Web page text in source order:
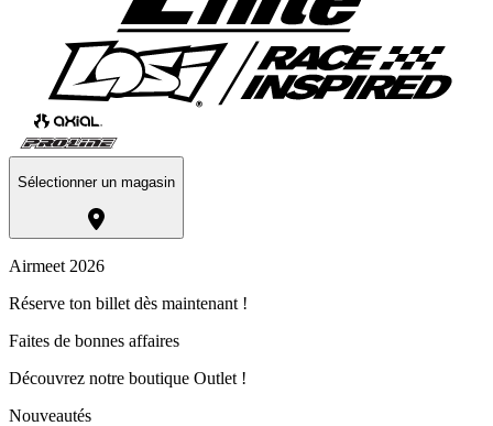
Sélectionner un magasin
Airmeet 2026
Réserve ton billet dès maintenant !
Faites de bonnes affaires
Découvrez notre boutique Outlet !
Nouveautés